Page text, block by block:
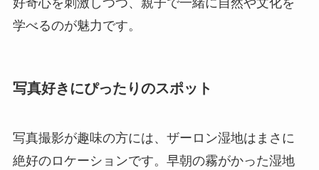
学べるのが魅力です。
写真好きにぴったりのスポット
写真撮影が趣味の方には、ザーロン湿地はまさに
絶好のロケーションです。早朝の霧がかった湿地